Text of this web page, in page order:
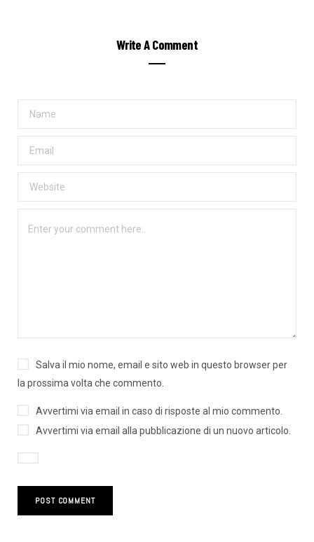
Write A Comment
Salva il mio nome, email e sito web in questo browser per
la prossima volta che commento.
Avvertimi via email in caso di risposte al mio commento.
Avvertimi via email alla pubblicazione di un nuovo articolo.